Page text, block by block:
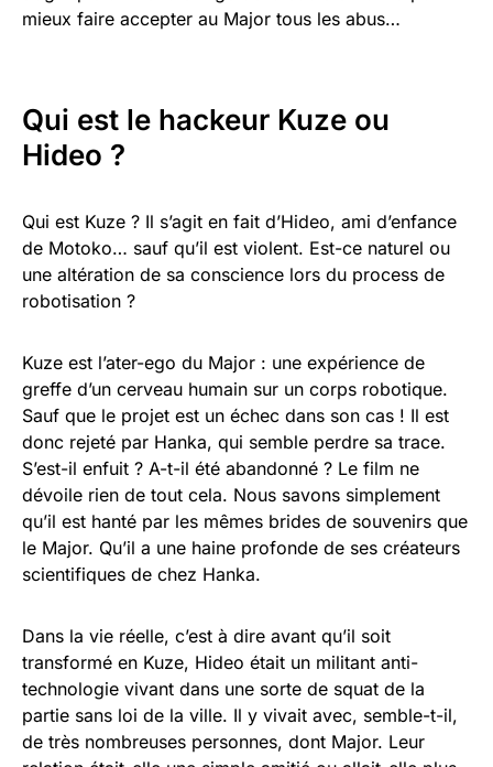
mieux faire accepter au Major tous les abus…
Qui est le hackeur Kuze ou
Hideo ?
Qui est Kuze ? Il s’agit en fait d’Hideo, ami d’enfance
de Motoko… sauf qu’il est violent. Est-ce naturel ou
une altération de sa conscience lors du process de
robotisation ?
Kuze est l’ater-ego du Major : une expérience de
greffe d’un cerveau humain sur un corps robotique.
Sauf que le projet est un échec dans son cas ! Il est
donc rejeté par Hanka, qui semble perdre sa trace.
S’est-il enfuit ? A-t-il été abandonné ? Le film ne
dévoile rien de tout cela. Nous savons simplement
qu’il est hanté par les mêmes brides de souvenirs que
le Major. Qu’il a une haine profonde de ses créateurs
scientifiques de chez Hanka.
Dans la vie réelle, c’est à dire avant qu’il soit
transformé en Kuze, Hideo était un militant anti-
technologie vivant dans une sorte de squat de la
partie sans loi de la ville. Il y vivait avec, semble-t-il,
de très nombreuses personnes, dont Major. Leur